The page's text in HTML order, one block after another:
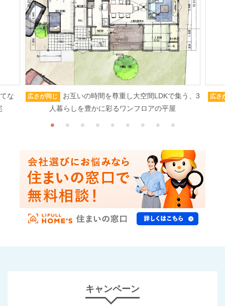
な
広さが同じ
お互いの時間を尊重し大空間LDKで集う、3
人暮らしを豊かに彩るワンフロアの平屋
広さ
キャンペーン